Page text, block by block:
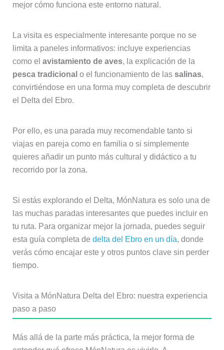
mejor cómo funciona este entorno natural.
La visita es especialmente interesante porque no se
limita a paneles informativos: incluye experiencias
como el avistamiento de aves, la explicación de la
pesca tradicional o el funcionamiento de las salinas,
convirtiéndose en una forma muy completa de descubrir
el Delta del Ebro.
Por ello, es una parada muy recomendable tanto si
viajas en pareja como en familia o si simplemente
quieres añadir un punto más cultural y didáctico a tu
recorrido por la zona.
Si estás explorando el Delta, MónNatura es solo una de
las muchas paradas interesantes que puedes incluir en
tu ruta. Para organizar mejor la jornada, puedes seguir
esta guía completa de delta del Ebro en un día, donde
verás cómo encajar este y otros puntos clave sin perder
tiempo.
Visita a MónNatura Delta del Ebro: nuestra experiencia
paso a paso
Más allá de la parte más práctica, la mejor forma de